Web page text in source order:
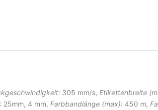
: 305 mm/s, Etikettenbreite
: 25mm, 4 mm, Farbbandlänge (max): 450 m,